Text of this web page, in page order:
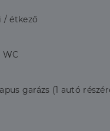
/ étkező
WC
garázs (1 autó